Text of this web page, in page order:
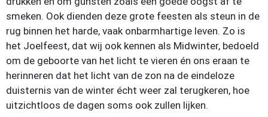
smeken. Ook dienden deze grote feesten als steun in de
rug binnen het harde, vaak onbarmhartige leven. Zo is
het Joelfeest, dat wij ook kennen als Midwinter, bedoeld
om de geboorte van het licht te vieren én ons eraan te
herinneren dat het licht van de zon na de eindeloze
duisternis van de winter écht weer zal terugkeren, hoe
uitzichtloos de dagen soms ook zullen lijken.